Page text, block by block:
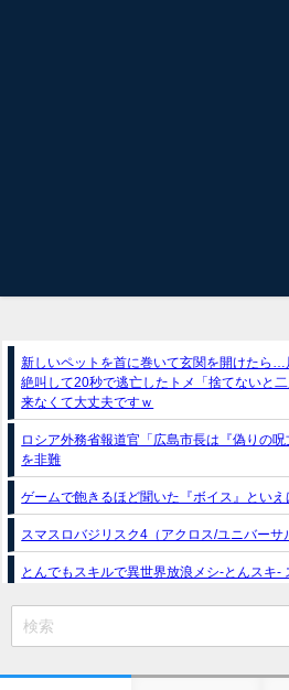
新しいペットを首に巻いて玄関を開けたら…
絶叫して20秒で逃亡したトメ「捨てないと
来なくて大丈夫ですｗ
ロシア外務省報道官「広島市長は『偽りの
を非難
ゲームで飽きるほど聞いた『ボイス』といえ
スマスロバジリスク4（アクロス/ユニバーサ
とんでもスキルで異世界放浪メシ-とんスキ-
e獣王-獅子の一撃-｜スペック・攻略情報